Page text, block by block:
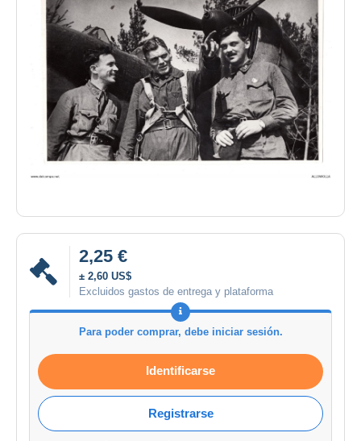
2,25 €
± 2,60 US$
Excluidos gastos de entrega y plataforma
Para poder comprar, debe iniciar sesión.
Identificarse
Registrarse